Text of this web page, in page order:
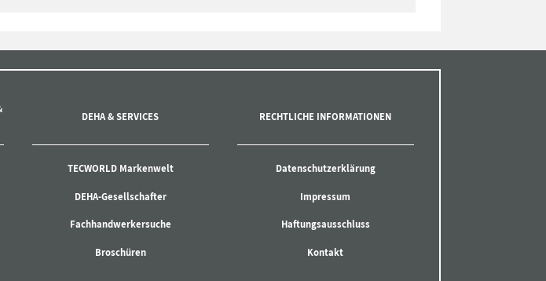
DEHA & SERVICES
TECWORLD Markenwelt
DEHA-Gesellschafter
Fachhandwerkersuche
Broschüren
RECHTLICHE INFORMATIONEN
Datenschutzerklärung
Impressum
Haftungsausschluss
Kontakt